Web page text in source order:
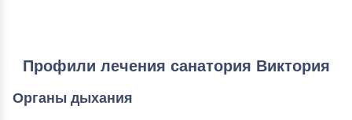
Профили лечения санатория Виктория
Органы дыхания